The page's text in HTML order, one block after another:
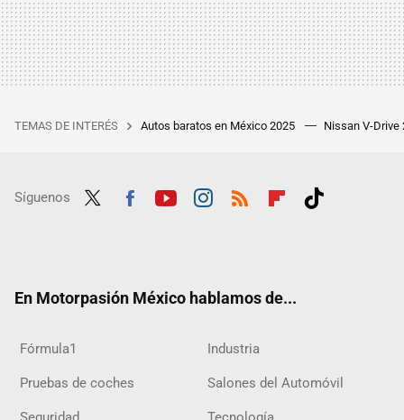
TEMAS DE INTERÉS Autos baratos en México 2025 Nissan V-Drive
Síguenos
En Motorpasión México hablamos de...
Fórmula1 Industria
Pruebas de coches Salones del Automóvil